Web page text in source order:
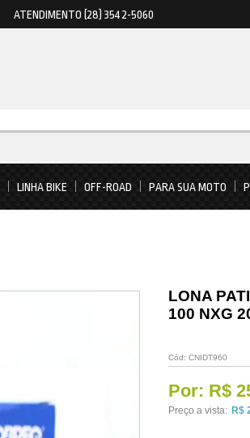
ATENDIMENTO (28) 3542-5060
LINHA BIKE OFF-ROAD PARA SUA MOTO
LONA
100 NXG
Cód: CNIDT960
Por: R$
Preço a vista: R$